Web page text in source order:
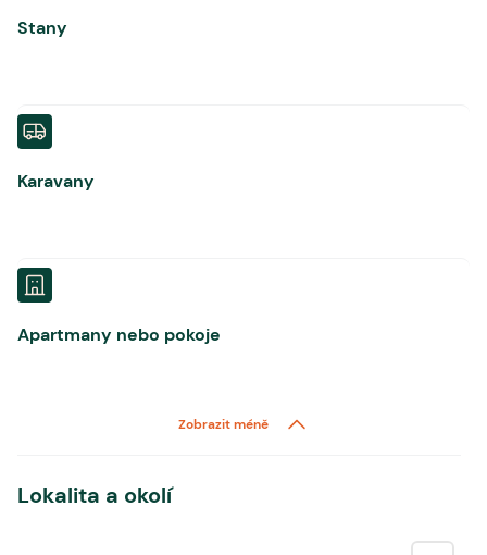
Stany
Karavany
Apartmany nebo pokoje
Zobrazit méně
Lokalita a okolí